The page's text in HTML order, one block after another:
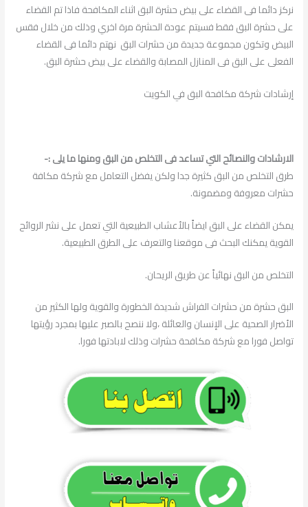
نركز دائما فى القضاء على بيض حشرة البق اثناء المكافحة فاذا تم القضاء
على حشرة البق فقط فسيتم عودة الحشرة مرة اخري وذلك من خلال فقس
البيض وتكون مجموعة جديدة من حشرات البق نهتم دائما فى القضاء
الفعلى على البق فى المنازل المصابة والقضاء على بيض حشرة البق.
إرشادات شركة مكافحة البق في الكويت
الارشادات والنصائح التي تساعد فى التخلص من البق ومنها ما يلى :-
طرق التخلص من البق كثيرة جدا ولكن يفضل التعامل مع شركة مكافة
حشرات معروفة ومضمونة.
يمكن القضاء على البق ايضاً بالأعشاب الطبيعية التي تعمل على نشر الروائح
القوية يمكنك البحث فى موقعنا والتعرف على الطرق الطبيعية.
التخلص من البق نهائياً عن طريق الريحان.
البق حشرة من حشرات الفراش شديدة الخطورة والقوية ولها الكثير من
الأضرار الصحية على الإنسان والعائلة ،ولا ننصح بالصبر عليها بمجرد رؤيتها
تواصل فورا مع شركة مكافحة حشرات وذلك لابادتها فورا.